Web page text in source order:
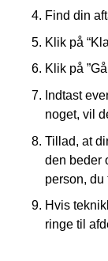
Find din
Klik på
Klik på
Indtast
noget, vil
Tillad, at
den beder
person, du
Hvis
ringe til